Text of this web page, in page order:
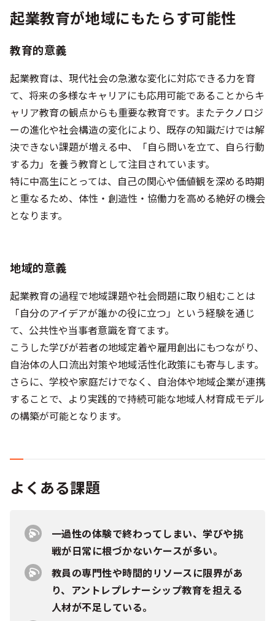
起業教育が地域にもたらす可能性
教育的意義
起業教育は、現代社会の急激な変化に対応できる力を育
て、将来の多様なキャリアにも応用可能であることからキ
ャリア教育の観点からも重要な教育です。またテクノロジ
ーの進化や社会構造の変化により、既存の知識だけでは解
決できない課題が増える中、「自ら問いを立て、自ら行動
する力」を養う教育として注目されています。
特に中高生にとっては、自己の関心や価値観を深める時期
と重なるため、体性・創造性・協働力を高める絶好の機会
となります。
地域的意義
起業教育の過程で地域課題や社会問題に取り組むことは
「自分のアイデアが誰かの役に立つ」という経験を通じ
て、公共性や当事者意識を育てます。
こうした学びが若者の地域定着や雇用創出にもつながり、
自治体の人口流出対策や地域活性化政策にも寄与します。
さらに、学校や家庭だけでなく、自治体や地域企業が連携
することで、より実践的で持続可能な地域人材育成モデル
の構築が可能となります。
よくある課題
一過性の体験で終わってしまい、学びや挑
戦が日常に根づかないケースが多い。
教員の専門性や時間的リソースに限界があ
り、アントレプレナーシップ教育を担える
人材が不足している。